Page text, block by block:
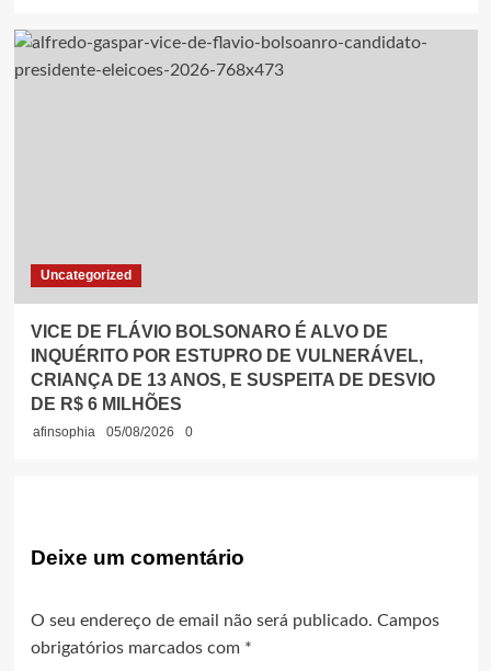
Uncategorized
VICE DE FLÁVIO BOLSONARO É ALVO DE
INQUÉRITO POR ESTUPRO DE VULNERÁVEL,
CRIANÇA DE 13 ANOS, E SUSPEITA DE DESVIO
DE R$ 6 MILHÕES
afinsophia 05/08/2026 0
Deixe um comentário
O seu endereço de email não será publicado. Campos
obrigatórios marcados com *